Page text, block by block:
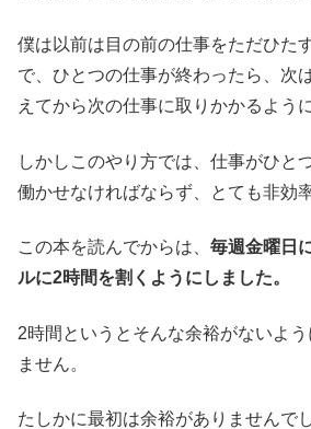
僕は以前は目の前の仕事をただひた
で、ひとつの仕事が終わったら、次
えてから次の仕事に取りかかるよう
しかしこのやり方では、仕事がひと
働かせなければならず、とても非効
この本を読んでからは、 毎週金曜日
ルに2時間を割くようにしました。
2時間というとそんな余裕がないよ
ません。
たしかに最初は余裕がありませんでし